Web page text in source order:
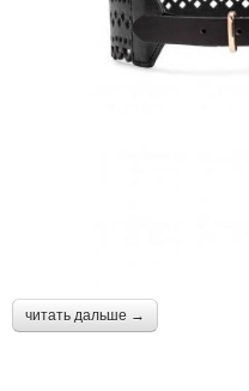
читать дальше →